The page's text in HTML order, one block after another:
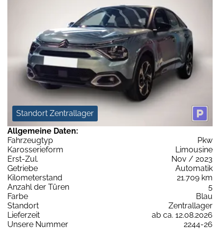
Standort Zentrallager
Allgemeine Daten:
Fahrzeugtyp
Pkw
Karosserieform
Limousine
Erst-Zul.
Nov / 2023
Getriebe
Automatik
Kilometerstand
21.709 km
Anzahl der Türen
5
Farbe
Blau
Standort
Zentrallager
Lieferzeit
ab ca. 12.08.2026
Unsere Nummer
2244-26